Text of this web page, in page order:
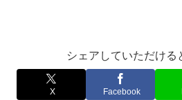
シェアしていただける
X Facebook